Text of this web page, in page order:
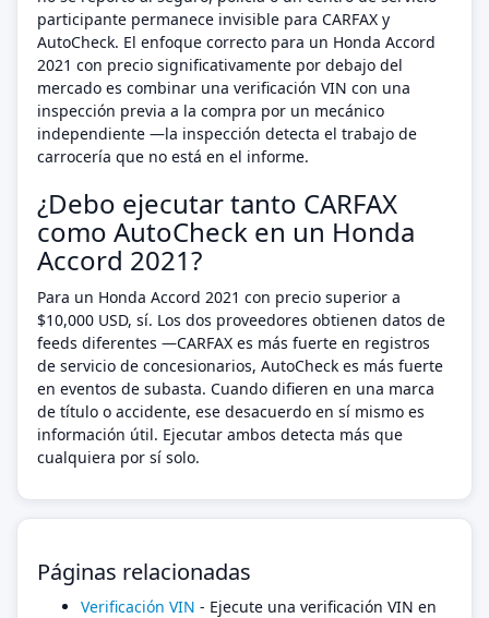
participante permanece invisible para CARFAX y
AutoCheck. El enfoque correcto para un Honda Accord
2021 con precio significativamente por debajo del
mercado es combinar una verificación VIN con una
inspección previa a la compra por un mecánico
independiente —la inspección detecta el trabajo de
carrocería que no está en el informe.
¿Debo ejecutar tanto CARFAX
como AutoCheck en un Honda
Accord 2021?
Para un Honda Accord 2021 con precio superior a
$10,000 USD, sí. Los dos proveedores obtienen datos de
feeds diferentes —CARFAX es más fuerte en registros
de servicio de concesionarios, AutoCheck es más fuerte
en eventos de subasta. Cuando difieren en una marca
de título o accidente, ese desacuerdo en sí mismo es
información útil. Ejecutar ambos detecta más que
cualquiera por sí solo.
Páginas relacionadas
Verificación VIN - Ejecute una verificación VIN en